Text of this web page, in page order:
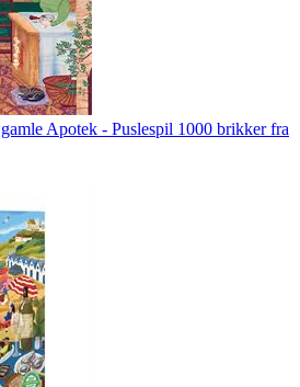
Apotek - Puslespil 1000 brikker fra